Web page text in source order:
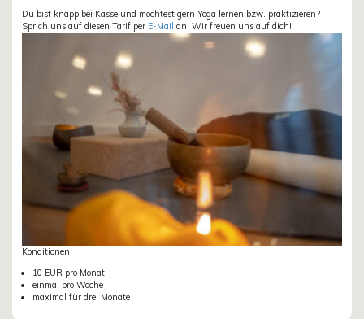
Du bist knapp bei Kasse und möchtest gern Yoga lernen bzw. praktizieren?
Sprich uns auf diesen Tarif per E-Mail an. Wir freuen uns auf dich!
Konditionen:
10 EUR pro Monat
einmal pro Woche
maximal für drei Monate